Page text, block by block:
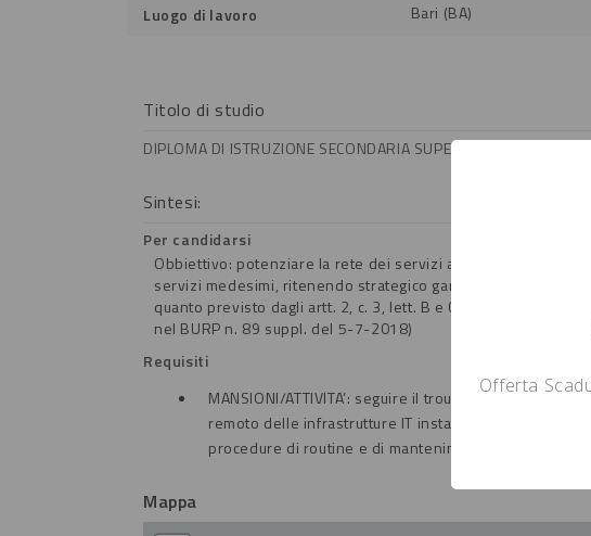
Luogo di lavoro Bari (BA)
Titolo di studio
DIPLOMA DI ISTRUZIONE SECONDARIA SUPERIORE CHE
Sintesi:
Per candidarsi
Obbiettivo: potenziare la rete dei servizi al lavoro e
servizi medesimi, ritenendo strategico garantire
quanto previsto dagli artt. 2, c. 3, lett. B e C, e 8, c. 1, lett. H e
nel BURP n. 89 suppl. del 5-7-2018)
Requisiti
MANSIONI/ATTIVITA’: seguire il troubleshooting di
remoto delle infrastrutture IT installate presso i
procedure di routine e di mantenimento delle
Mappa
Offerta